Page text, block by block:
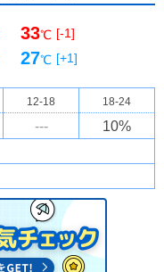
33℃ [-1]
27℃ [+1]
12-18 18-24
--- 10%